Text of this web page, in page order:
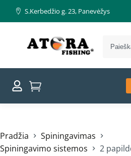
S.Kerbedžio g. 23, Panevėžys
Pradžia
Spiningavimas
Spiningavimo sistemos
2